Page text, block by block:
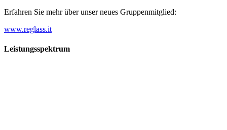
Erfahren Sie mehr über unser neues Gruppenmitglied:
www.reglass.it
Leistungsspektrum